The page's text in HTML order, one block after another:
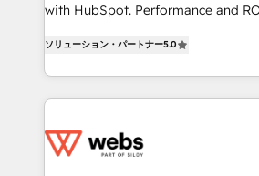
Execution • 750+ onboardings and
implementations • Deep expertise
with HubSpot. Performance and
to HubSpot Better. We work with
solve all your HubSpot challenges
adoption, sales process and
the first time 🔧 Designing and
ソリューション・パートナー5.0